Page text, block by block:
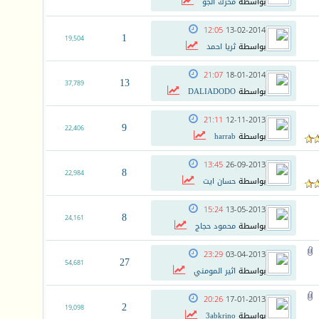
13-02-2014
12:05
بواسطةثريا احمد 1
19,504
18-01-2014
21:07
بواسطةDALIADODO
13
37,789
12-11-2013
21:11
بواسطة harrab
9
22,406
26-09-2013
13:45
بواسطةحسان ايت 8
22,984
13-05-2013
15:24
بواسطةمحمود حجاج 8
24,161
03-04-2013
23:29
بواسطة اثير المومني 27
54,681
17-01-2013
20:26
بواسطة 3abkrino
2
19,098